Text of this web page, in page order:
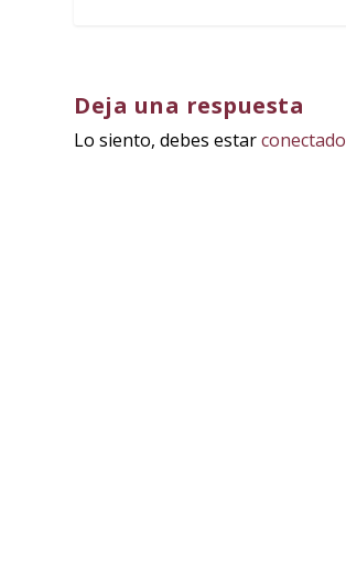
Deja una respuesta
Lo siento, debes estarconectado